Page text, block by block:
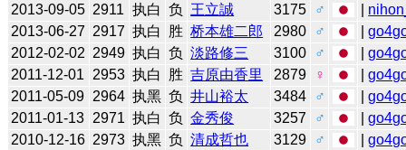
2013-09-05 2911 执白 负 王立誠 3175 ♂
2013-06-27 2917 执白 胜 桥本雄二郎 2980 ♂ |
2012-02-02 2949 执白 负 淡路修三 3100 ♂ |
2011-12-01
2953 执白 胜 吉原由香里 2879 ♀ |
2011-05-09 2964 执黑 负 井山裕太 3484 ♂ |
2011-01-13 2971 执白 负 金秀俊 3257 ♂ |
2010-12-16 2973 执黑 负 清成哲也 3129 ♂ |